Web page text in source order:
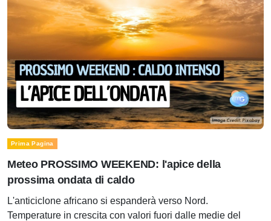
Prima Pagina
Meteo PROSSIMO WEEKEND: l'apice della
prossima ondata di caldo
L'anticiclone africano si espanderà verso Nord.
Temperature in crescita con valori fuori dalle medie del